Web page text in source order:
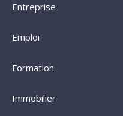
Entreprise
Emploi
Formation
Immobilier